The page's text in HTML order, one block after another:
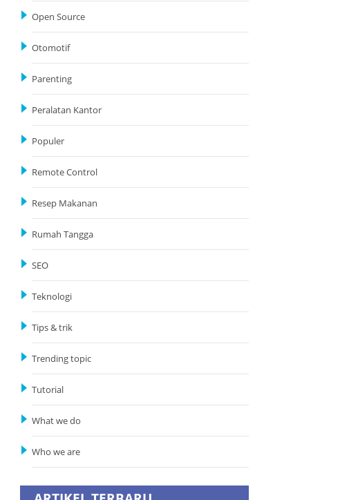
Open Source
Otomotif
Parenting
Peralatan Kantor
Populer
Remote Control
Resep Makanan
Rumah Tangga
SEO
Teknologi
Tips & trik
Trending topic
Tutorial
What we do
Who we are